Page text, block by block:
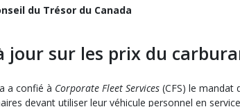
du Trésor du Canada
jour sur les prix du
a confié à Corporate Fleet Services (CFS) le mandat
devant utiliser leur véhicule personnel en